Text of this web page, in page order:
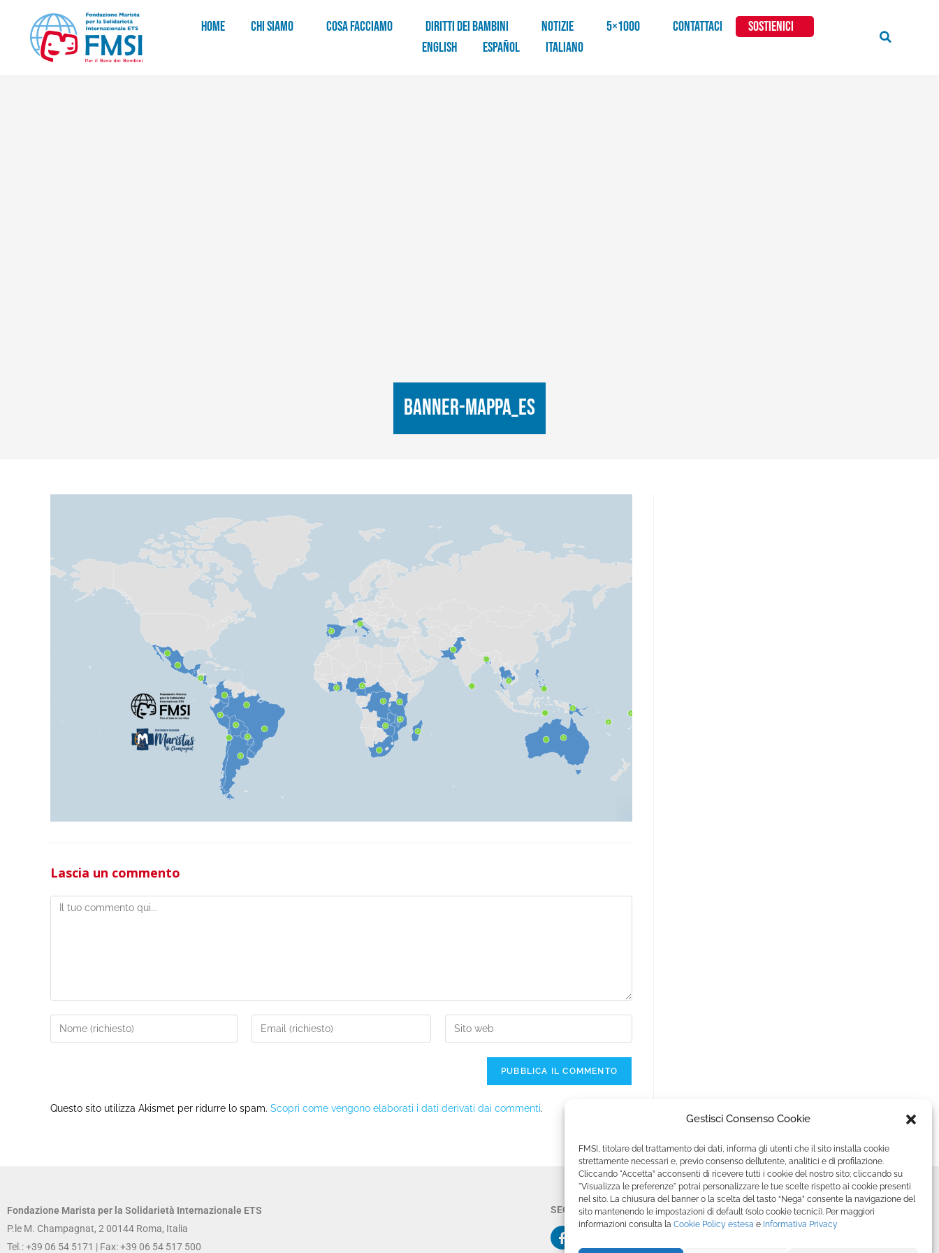
Gestisci Consenso Cookie
FMSI, titolare del trattamento dei dati, informa gli utenti che il sito installa cookie
strettamente necessari e, previo consenso dell’utente, analitici e di profilazione.
Cliccando "Accetta” acconsenti di ricevere tutti i cookie del nostro sito; cliccando su
"Visualizza le preferenze" potrai personalizzare le tue scelte rispetto ai cookie presenti
nel sito. La chiusura del banner o la scelta del tasto “Nega” consente la navigazione del
sito mantenendo le impostazioni di default (solo cookie tecnici). Per maggiori
informazioni consulta la Cookie Policy estesa e Informativa Privacy
HOME CHI SIAMO COSA FACCIAMO DIRITTI DEI BAMBINI NOTIZIE 5×1000 CONTATTACI
SOSTIENICI
English
Español Italiano
banner-mappa_es
Lascia un commento
Questo sito utilizza Akismet per ridurre lo spam. Scopri come vengono elaborati i dati derivati dai commenti.
Fondazione Marista per la Solidarietà Internazionale ETS
P.le M. Champagnat, 2 00144 Roma, Italia
Tel.: +39 06 54 5171 | Fax: +39 06 54 517 500
SEGUICI SU: